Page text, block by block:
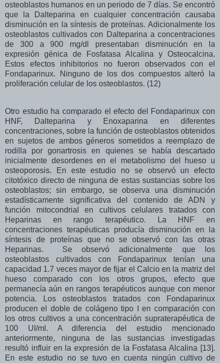
osteoblastos humanos en un periodo de 7 días. Se encontró
que la Dalteparina en cualquier concentración causaba
disminución en la síntesis de proteínas. Adicionalmente los
osteoblastos cultivados con Dalteparina a concentraciones
de 300 a 900 mg/dl presentaban disminución en la
expresión génica de Fosfatasa Alcalina y Osteocalcina.
Estos efectos inhibitorios no fueron observados con el
Fondaparinux. Ninguno de los dos compuestos alteró la
proliferación celular de los osteoblastos. (12)
Otro estudio ha comparado el efecto del Fondaparinux con
HNF, Dalteparina y Enoxaparina en diferentes
concentraciones, sobre la función de osteoblastos obtenidos
en sujetos de ambos géneros sometidos a reemplazo de
rodilla por gonartrosis en quienes se había descartado
inicialmente desordenes en el metabolismo del hueso u
osteoporosis. En este estudio no se observó un efecto
citotóxico directo de ninguna de estas sustancias sobre los
osteoblastos; sin embargo, se observa una disminución
estadísticamente significativa del contenido de ADN y
función mitocondrial en cultivos celulares tratados con
Heparinas en rango terapéutico. La HNF en
concentraciones terapéuticas producía disminución en la
síntesis de proteínas que no se observó con las otras
Heparinas. Se observó adicionalmente que los
osteoblastos cultivados con Fondaparinux tenían una
capacidad 1.7 veces mayor de fijar el Calcio en la matriz del
hueso comparado con los otros grupos, efecto que
permanecía aún en rangos terapéuticos aunque con menor
potencia. Los osteoblastos tratados con Fondaparinux
producen el doble de colágeno tipo I en comparación con
los otros cultivos a una concentración supraterapéutica de
100 UI/ml. A diferencia del estudio mencionado
anteriormente, ninguna de las sustancias investigadas
resultó influir en la expresión de la Fosfatasa Alcalina [13].
En este estudio no se tuvo en cuenta ningún cultivo de